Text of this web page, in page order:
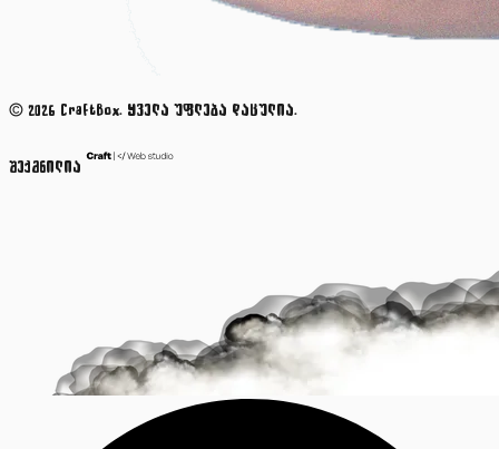
© 2026 CraftBox. ყველა უფლება დაცულია.
შექმნილია